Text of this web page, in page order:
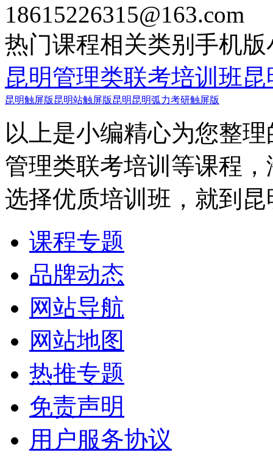
18615226315@163.com
热门课程相关类别 手机版
昆明管理类联考培训班
昆明触屏版昆明站触屏版昆明昆明弧力考研触屏版
以上是小编精心为您整
管理类联考培训等课程
选择优质培训班，就到
课程专题
品牌动态
网站导航
网站地图
热推专题
免责声明
用户服务协议